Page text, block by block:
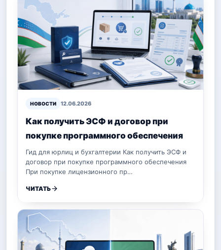
НОВОСТИ 12.06.2026
Как получить ЭСФ и договор при
покупке программного обеспечения
Гид для юрлиц и бухгалтерии Как получить ЭСФ и
договор при покупке программного обеспечения
При покупке лицензионного пр…
ЧИТАТЬ